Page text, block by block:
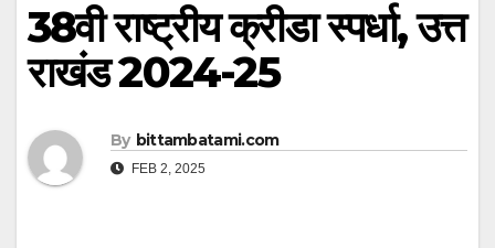
38वी राष्ट्रीय क्रीडा स्पर्धा, उत्त
राखंड 2024-25
By bittambatami.com
FEB 2, 2025